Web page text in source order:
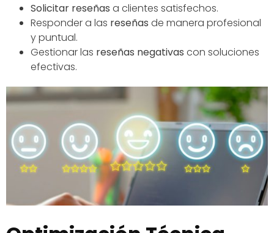
Solicitar reseñas a clientes satisfechos.
Responder a las reseñas de manera profesional
y puntual.
Gestionar las reseñas negativas con soluciones
efectivas.